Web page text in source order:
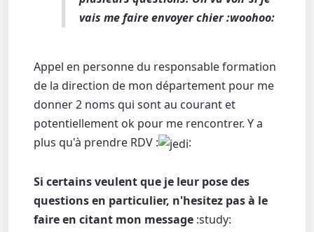
vais me faire envoyer chier :woohoo:
Appel en personne du responsable formation
de la direction de mon département pour me
donner 2 noms qui sont au courant et
potentiellement ok pour me rencontrer. Y a
plus qu'à prendre RDV :
:
Si certains veulent que je leur pose des
questions en particulier, n'hesitez pas à le
faire en citant mon message :study: